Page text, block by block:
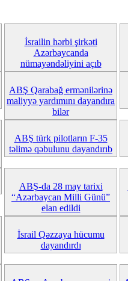
İsrailin hərbi şirkəti
Azərbaycanda
nümayəndəliyini açıb
ABŞ Qarabağ ermənilərinə
maliyyə yardımını dayandıra
bilər
ABŞ türk pilotların F-35
təlimə qəbulunu dayandırıb
ABŞ-da 28 may tarixi
“Azərbaycan Milli Günü”
elan edildi
İsrail Qəzzaya hücumu
dayandırdı